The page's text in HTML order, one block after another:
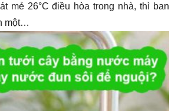
mẻ 26°C điều hòa trong nhà, thì ban
một…